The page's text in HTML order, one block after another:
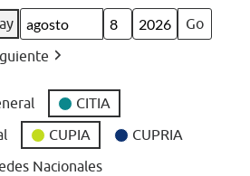
Month
Day
Year
CITIA
CUPIA
CUPRIA
Nacionales